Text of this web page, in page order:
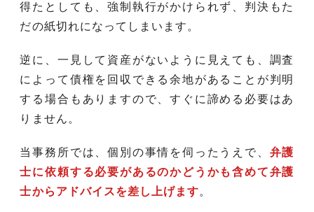
得たとしても、強制執行がかけられず、判決もた
だの紙切れになってしまいます。
逆に、一見して資産がないように見えても、調査
によって債権を回収できる余地があることが判明
する場合もありますので、すぐに諦める必要はあ
りません。
当事務所では、個別の事情を伺ったうえで、 弁護
士に依頼する必要があるのかどうかも含めて弁護
士からアドバイスを差し上げます。